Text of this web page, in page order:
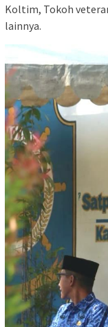
Koltim, Tokoh
lainnya.